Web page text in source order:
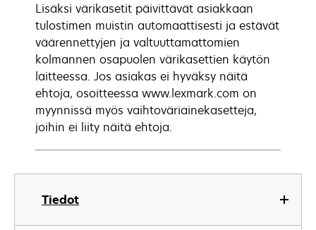
Tiedot
Lisäksi värikasetit päivittävät asiakkaan
tulostimen muistin automaattisesti ja estävät
väärennettyjen ja valtuuttamattomien
kolmannen osapuolen värikasettien käytön
laitteessa. Jos asiakas ei hyväksy näitä
ehtoja, osoitteessa www.lexmark.com on
myynnissä myös vaihtoväriainekasetteja,
joihin ei liity näitä ehtoja.